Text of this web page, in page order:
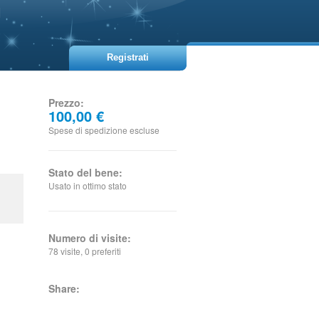
Registrati
Prezzo:
100,00 €
Spese di spedizione escluse
Stato del bene:
Usato in ottimo stato
Numero di visite:
78 visite, 0 preferiti
Share: